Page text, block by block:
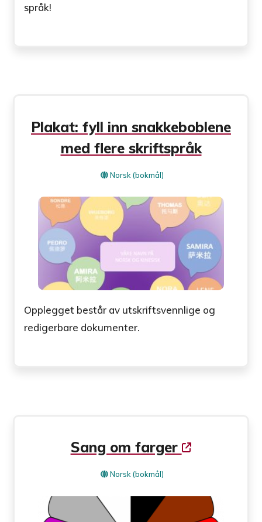
språk!
Plakat: fyll inn snakkeboblene
med flere skriftspråk
Norsk (bokmål)
Opplegget består av utskriftsvennlige og
redigerbare dokumenter.
Sang om farger
Norsk (bokmål)